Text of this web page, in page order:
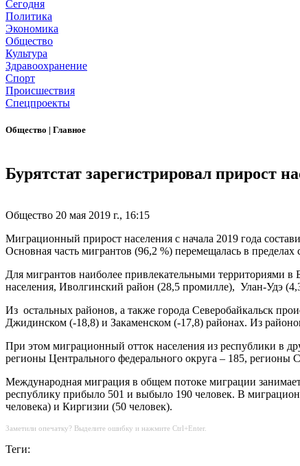
Сегодня
Политика
Экономика
Общество
Культура
Здравоохранение
Спорт
Происшествия
Спецпроекты
Общество | Главное
Бурятстат зарегистрировал прирост
Общество 20 мая 2019 г., 16:15
Миграционный прирост населения с начала 2019 года
Основная часть мигрантов (96,2 %) перемещалась в
Для мигрантов наиболее привлекательными территориями в
населения, Иволгинский район (28,5 промилле), Улан-Удэ
Из остальных районов, а также города Северобайкальск
Джидинском (-18,8) и Закаменском (-17,8) районах. Из
При этом миграционный отток населения из республики в
регионы Центрального федерального округа – 185, регионы
Международная миграция в общем потоке миграции
республику прибыло 501 и выбыло 190 человек. В
человека) и Киргизии (50 человек).
Заметили опечатку? Выделите ошибку и нажмите Ctrl+Enter.
Теги: